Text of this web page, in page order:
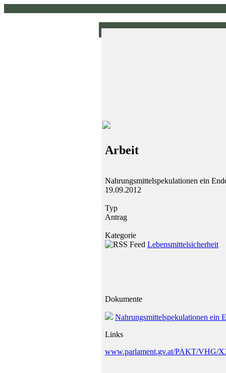
Arbeit
Nahrungsmittelspekulationen ein
19.09.2012
Typ
Antrag
Kategorie
Lebensmittelsicherheit
Dokumente
Nahrungsmittelspekulationen ein
Links
www.parlament.gv.at/PAKT/VHG/